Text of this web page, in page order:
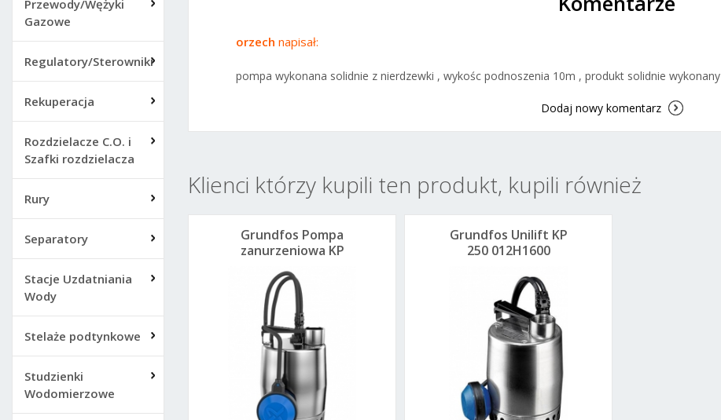
Przewody/Wężyki
Gazowe
Regulatory/Sterowniki
Rekuperacja
Rozdzielacze C.O. i
Szafki rozdzielacza
Rury
Separatory
Stacje Uzdatniania
Wody
Stelaże podtynkowe
Studzienki
Wodomierzowe
orzech napisał:
pompa wykonana solidnie z nierdzewki , wykośc podnoszenia 10m , produkt solidnie wykonany
Dodaj nowy komentarz
Klienci którzy kupili ten produkt, kupili również
Grundfos Pompa
zanurzeniowa KP
012H1800
Grundfos Unilift KP
250 012H1600